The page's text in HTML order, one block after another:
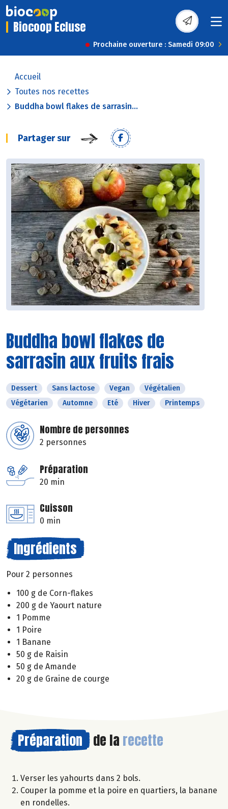
Biocoop Ecluse
Prochaine ouverture : Samedi 09:00
Accueil
Toutes nos recettes
Buddha bowl flakes de sarrasin...
Partager sur
Buddha bowl flakes de
sarrasin aux fruits frais
Dessert Sans lactose Vegan
Végétalien
Végétarien
Automne Eté Hiver Printemps
Nombre de personnes
2 personnes
Préparation
20 min
Cuisson
0 min
Ingrédients
Pour 2 personnes
100 g de Corn-flakes
200 g de Yaourt nature
1 Pomme
1 Poire
1 Banane
50 g de Raisin
50 g de Amande
20 g de Graine de courge
Préparation de la recette
Verser les yahourts dans 2 bols.
Couper la pomme et la poire en quartiers, la banane
en rondelles.